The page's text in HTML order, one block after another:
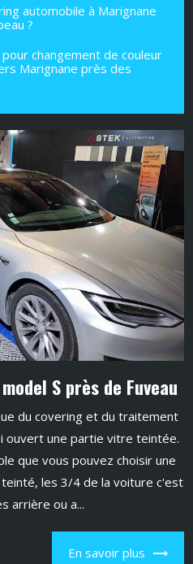
automobile à Marignane
?
changement de couleur
Marignane près des
S près de Fuveau
du covering et du traitement
ouvert une partie vitre teintée.
que vous pouvez choisir une
les 3/4 de la voiture c'est
arrière ou a...
En savoir plus